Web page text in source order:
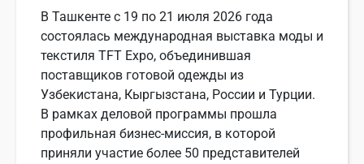
В Ташкенте с 19 по 21 июля 2026 года
состоялась международная выставка моды и
текстиля TFT Expo, объединившая
поставщиков готовой одежды из
Узбекистана, Кыргызстана, России и Турции.
В рамках деловой программы прошла
профильная бизнес-миссия, в которой
приняли участие более 50 представителей